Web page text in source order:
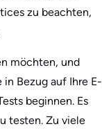
zu beachten,
möchten, und
in Bezug auf Ihre E-
beginnen. Es
testen. Zu viele